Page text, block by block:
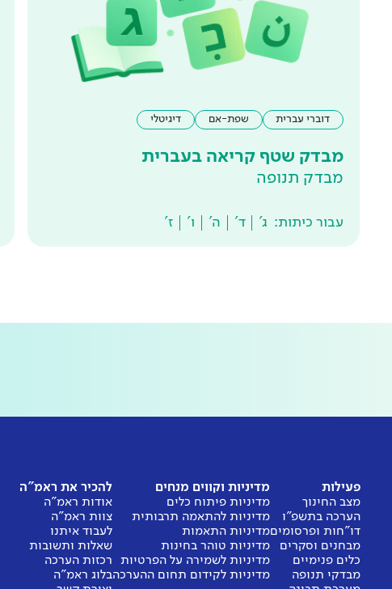
דוברי עברית שפת-אם דיגיטלי
מבדק שטף קריאה בעברית
מבדק תנופה
עבור כיתות: ג' ד' ה' ו' ז'
פעילות
מצב החינוך
הערכה בתשפ"ו
דו"חות ופרסומים
מבחנים וסקרים
כלים פנימיים
מבדקי תנופה
מדיניות וקווים מנחים
מדיניות פיתוח כלים
מדיניות להתאמה תרבותית
מדיניות התאמות
מדיניות טוהר בחינות
מדיניות לשמירה על הפרטיות
מדיניות לקידום תחום ההערכה
להכיר את ראמ"ה
אודות ראמ"ה
צוות ראמ"ה
לעבוד איתנו
שאלות ותשובות
רכזות הערכה
בלוג ראמ"ה